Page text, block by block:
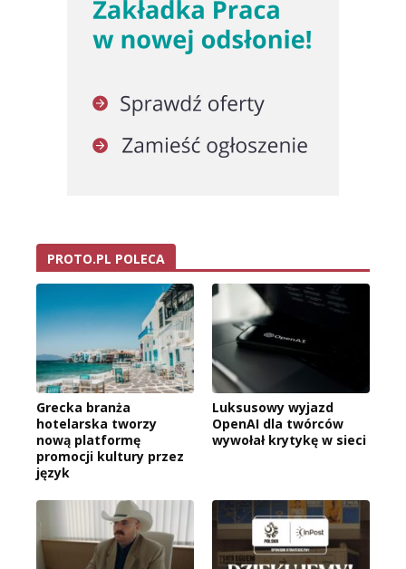
PROTO.PL POLECA
Grecka branża
hotelarska tworzy
nową platformę
promocji kultury przez
język
Luksusowy wyjazd
OpenAI dla twórców
wywołał krytykę w sieci